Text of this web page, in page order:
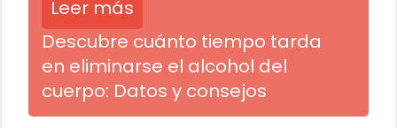
Leer más
Descubre cuánto tiempo tarda
en eliminarse el alcohol del
cuerpo: Datos y consejos